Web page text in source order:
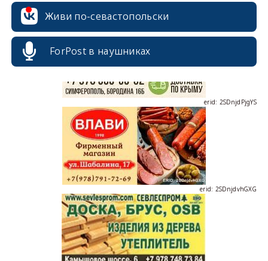
Живи по-севастопольски
ForPost в наушниках
erid: 2SDnjdPjgYS
erid: 2SDnjdvhGXG
erid: 2SDnjcLUypt